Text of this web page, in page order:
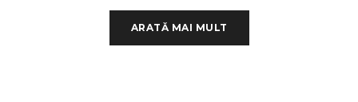
cearșafului pentru pilotă (daca in poza apare cu două
ARATĂ MAI MULT